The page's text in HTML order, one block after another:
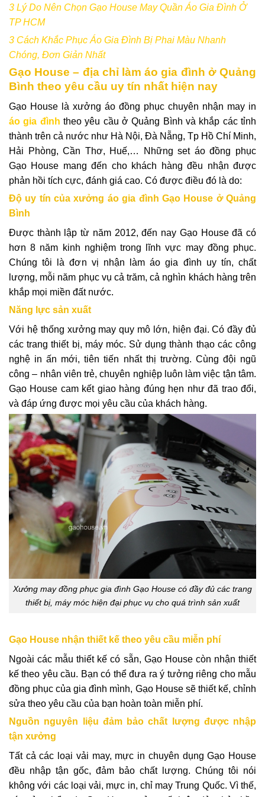
3 Lý Do Nên Chọn Gạo House May Quần Áo Gia Đình Ở
TP HCM
3 Cách Khắc Phục Áo Gia Đình Bị Phai Màu Nhanh
Chóng, Đơn Giản Nhất
Gạo House – địa chỉ làm áo gia đình ở Quảng
Bình theo yêu cầu uy tín nhất hiện nay
Gạo House là xưởng áo đồng phục chuyên nhận may in
áo gia đình theo yêu cầu ở Quảng Bình và khắp các tỉnh
thành trên cả nước như Hà Nội, Đà Nẵng, Tp Hồ Chí Minh,
Hải Phòng, Cần Thơ, Huế,… Những set áo đồng phục
Gạo House mang đến cho khách hàng đều nhận được
phản hồi tích cực, đánh giá cao. Có được điều đó là do:
Độ uy tín của xưởng áo gia đình Gạo House ở Quảng
Bình
Được thành lập từ năm 2012, đến nay Gạo House đã có
hơn 8 năm kinh nghiệm trong lĩnh vực may đồng phục.
Chúng tôi là đơn vị nhận làm áo gia đình uy tín, chất
lượng, mỗi năm phục vụ cả trăm, cả nghìn khách hàng trên
khắp mọi miền đất nước.
Năng lực sản xuất
Với hệ thống xưởng may quy mô lớn, hiện đại. Có đầy đủ
các trang thiết bị, máy móc. Sử dụng thành thạo các công
nghệ in ấn mới, tiên tiến nhất thị trường. Cùng đội ngũ
công – nhân viên trẻ, chuyên nghiệp luôn làm việc tận tâm.
Gạo House cam kết giao hàng đúng hẹn như đã trao đổi,
và đáp ứng được mọi yêu cầu của khách hàng.
Xưởng may đồng phục gia đình Gạo House có đầy đủ các trang
thiết bị, máy móc hiện đại phục vụ cho quá trình sản xuất
Gạo House nhận thiết kế theo yêu cầu miễn phí
Ngoài các mẫu thiết kế có sẵn, Gạo House còn nhận thiết
kế theo yêu cầu. Bạn có thể đưa ra ý tưởng riêng cho mẫu
đồng phục của gia đình mình, Gạo House sẽ thiết kế, chỉnh
sửa theo yêu cầu của bạn hoàn toàn miễn phí.
Nguồn nguyên liệu đảm bảo chất lượng được nhập
tận xưởng
Tất cả các loại vải may, mực in chuyên dụng Gạo House
đều nhập tận gốc, đảm bảo chất lượng. Chúng tôi nói
không với các loại vải, mực in, chỉ may Trung Quốc. Vì thế,